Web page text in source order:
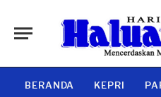
BERANDA KEPRI